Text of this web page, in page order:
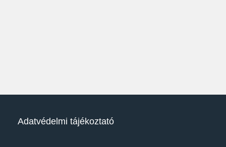
Adatvédelmi tájékoztató